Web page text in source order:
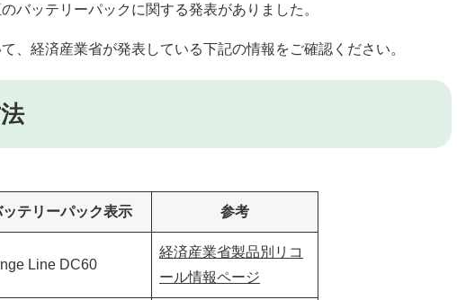
バッテリーパックに関する発表がありました。
、経済産業省が発表している下記の情報をご確認ください。
ッテリーパック表示 参考
Line DC60
経済産業省製品別リコ
ール情報ページ